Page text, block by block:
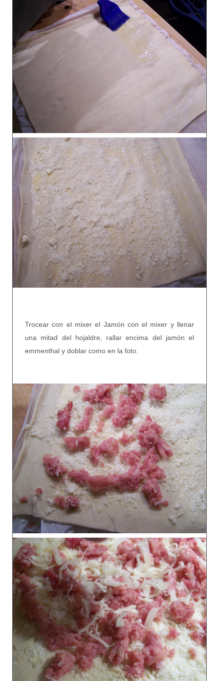
Trocear con el mixer el Jamón con el mixer y llenar
una mitad del hojaldre, rallar encima del jamón el
emmenthal y doblar como en la foto.